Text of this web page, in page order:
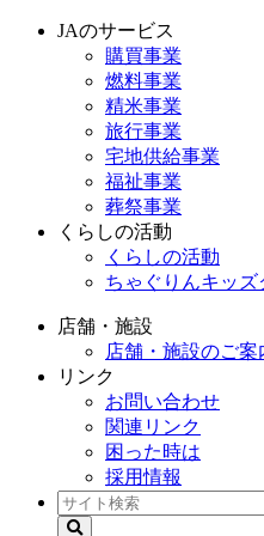
JAのサービス
購買事業
燃料事業
精米事業
旅行事業
宅地供給事業
福祉事業
葬祭事業
くらしの活動
くらしの活動
ちゃぐりんキッズ
店舗・施設
店舗・施設のご案
リンク
お問い合わせ
関連リンク
困った時は
採用情報